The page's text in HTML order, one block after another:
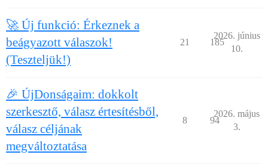
🚀 Új funkció: Érkeznek a
beágyazott válaszok!
(Teszteljük!)
21 185
2026. június
10.
🎉 ÚjDonságaim: dokkolt
szerkesztő, válasz értesítésből,
válasz céljának
megváltoztatása
8 94
2026. május
3.